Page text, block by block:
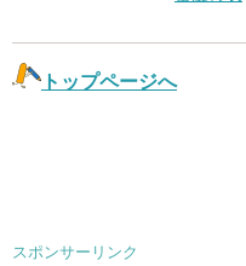
トップページへ
スポンサーリンク